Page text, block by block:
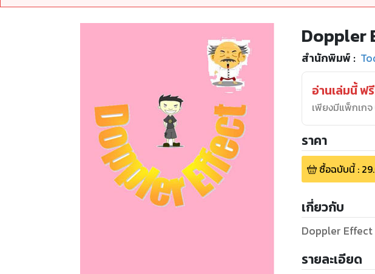
Doppler
สำนักพิมพ์ :
อ่านเล่มนี้ ฟ
เพียงมีแพ็กเกจ
ราคา
ซื้อฉบับนี้:
เกี่ยวกับ
Doppler Effect
รายละเอียด